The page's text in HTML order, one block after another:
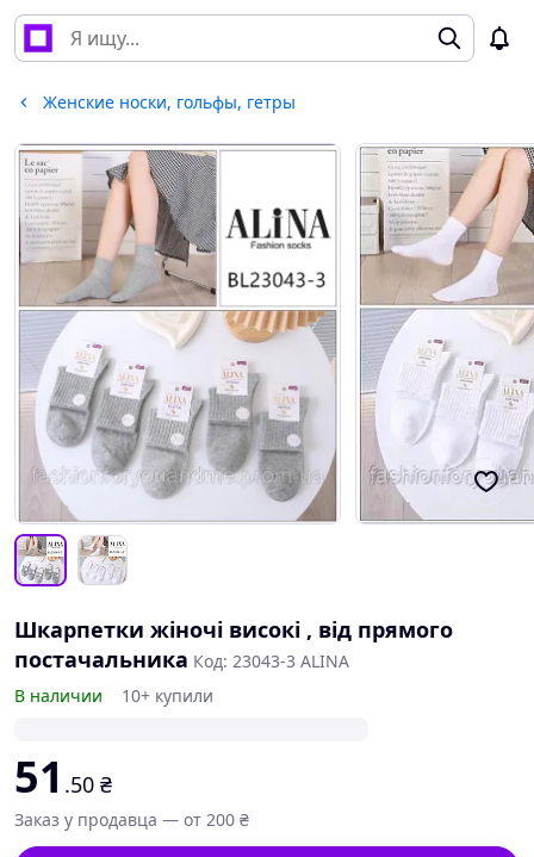
Женские носки, гольфы, гетры
Шкарпетки жіночі високі , від прямого
постачальника Код: 23043-3 ALINA
В наличии
10+ купили
51 .50 ₴
Заказ у продавца — от 200 ₴